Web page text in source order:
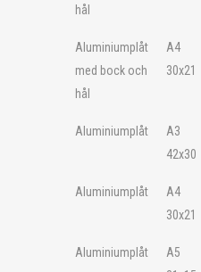
hål
Aluminiumplåt
med bock och
hål
A4
30x21
Aluminiumplåt
A3
42x30
Aluminiumplåt
A4
30x21
Aluminiumplåt
A5